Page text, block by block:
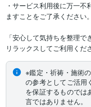
・サービス利用後に万一
ますことをご了承ください。
「安心して気持ちを整理
リラックスしてご利用くだ
※鑑定・祈祷・施術
の参考としてご活用
を保証するものでは
言ではありません。